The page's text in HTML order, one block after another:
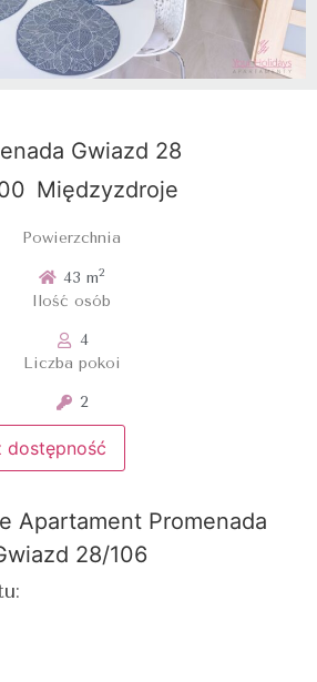
Gwiazd 28
Międzyzdroje
Powierzchnia
43 m2
Ilość osób
4
Liczba pokoi
2
dostępność
Apartament Promenada
28/106